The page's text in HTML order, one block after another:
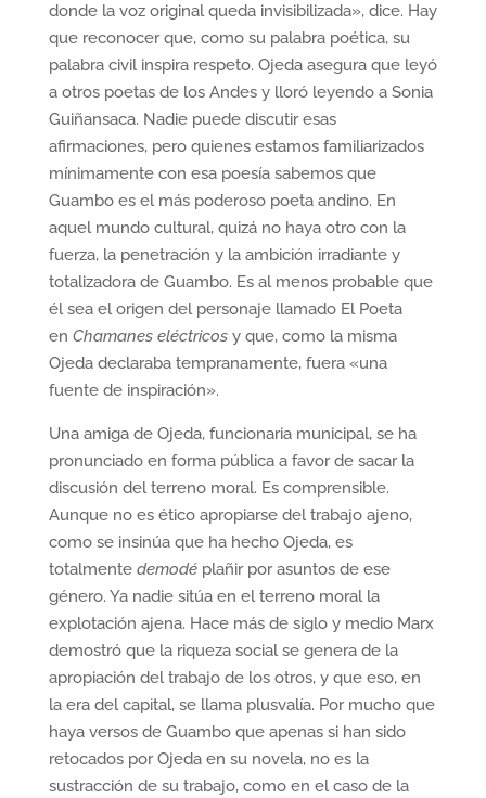
donde la voz original queda invisibilizada», dice. Hay
que reconocer que, como su palabra poética, su
palabra civil inspira respeto. Ojeda asegura que leyó
a otros poetas de los Andes y lloró leyendo a Sonia
Guiñansaca. Nadie puede discutir esas
afirmaciones, pero quienes estamos familiarizados
mínimamente con esa poesía sabemos que
Guambo es el más poderoso poeta andino. En
aquel mundo cultural, quizá no haya otro con la
fuerza, la penetración y la ambición irradiante y
totalizadora de Guambo. Es al menos probable que
él sea el origen del personaje llamado El Poeta
en Chamanes eléctricosy que, como la misma
Ojeda declaraba tempranamente, fuera «una
fuente de inspiración».
Una amiga de Ojeda, funcionaria municipal, se ha
pronunciado en forma pública a favor de sacar la
discusión del terreno moral. Es comprensible.
Aunque no es ético apropiarse del trabajo ajeno,
como se insinúa que ha hecho Ojeda, es
totalmente demodéplañir por asuntos de ese
género. Ya nadie sitúa en el terreno moral la
explotación ajena. Hace más de siglo y medio Marx
demostró que la riqueza social se genera de la
apropiación del trabajo de los otros, y que eso, en
la era del capital, se llama plusvalía. Por mucho que
haya versos de Guambo que apenas si han sido
retocados por Ojeda en su novela, no es la
sustracción de su trabajo, como en el caso de la